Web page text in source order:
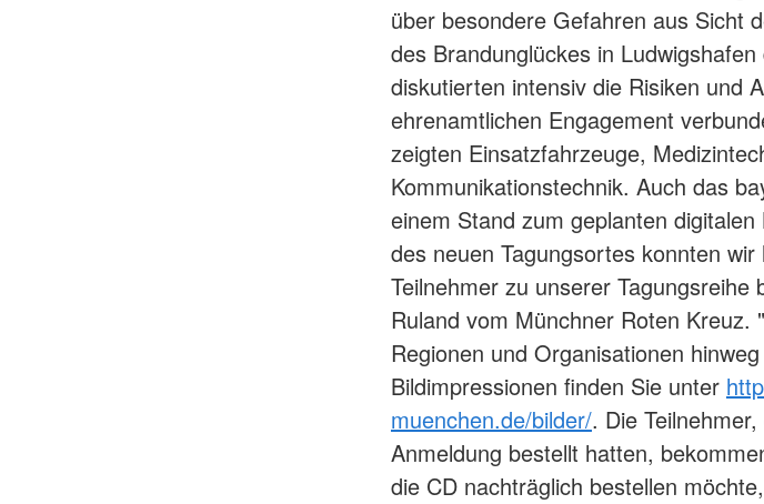
über besondere Gefahren aus Sicht
des Brandunglückes in
diskutierten intensiv die Risiken und
ehrenamtlichen Engagement
zeigten Einsatzfahrzeuge,
Kommunikationstechnik. Auch das
einem Stand zum geplanten
des neuen Tagungsortes konnten
Teilnehmer zu unserer
Ruland vom Münchner Roten Kreuz.
Regionen und Organisationen
Bildimpressionen finden Sie unter
muenchen.de/bilder/. Die
Anmeldung bestellt hatten,
die CD nachträglich bestellen